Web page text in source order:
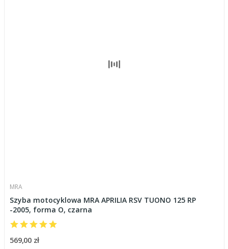
MRA
Szyba motocyklowa MRA APRILIA RSV TUONO 125 RP
-2005, forma O, czarna
569,00 zł